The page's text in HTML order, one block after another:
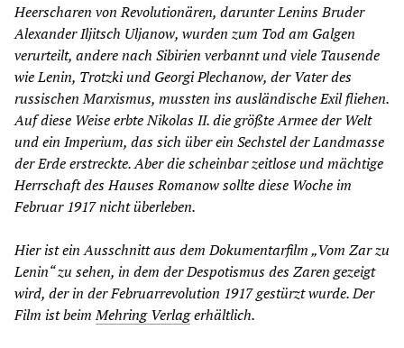
Heerscharen von Revolutionären, darunter Lenins Bruder
Alexander Iljitsch Uljanow, wurden zum Tod am Galgen
verurteilt, andere nach Sibirien verbannt und viele Tausende
wie Lenin, Trotzki und Georgi Plechanow, der Vater des
russischen Marxismus, mussten ins ausländische Exil fliehen.
Auf diese Weise erbte Nikolas II. die größte Armee der Welt
und ein Imperium, das sich über ein Sechstel der Landmasse
der Erde erstreckte. Aber die scheinbar zeitlose und mächtige
Herrschaft des Hauses Romanow sollte diese Woche im
Februar 1917 nicht überleben.
Hier ist ein Ausschnitt aus dem Dokumentarfilm „Vom Zar zu
Lenin“ zu sehen, in dem der Despotismus des Zaren gezeigt
wird, der in der Februarrevolution 1917 gestürzt wurde. Der
Film ist beimMehring Verlagerhältlich.